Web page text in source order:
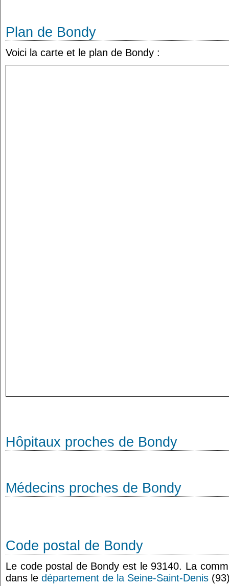
Plan de Bondy
Voici la carte et le plan de Bondy :
Hôpitaux proches de Bondy
Médecins proches de Bondy
Code postal de Bondy
Le code postal de Bondy est le 93140. La
dans le département de la Seine-Saint-Denis